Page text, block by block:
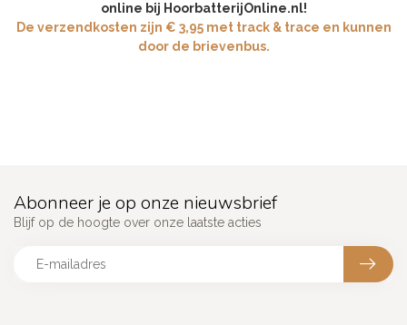
online bij HoorbatterijOnline.nl!
De verzendkosten zijn € 3,95 met track & trace en kunnen
door de brievenbus.
Abonneer je op onze nieuwsbrief
Blijf op de hoogte over onze laatste acties